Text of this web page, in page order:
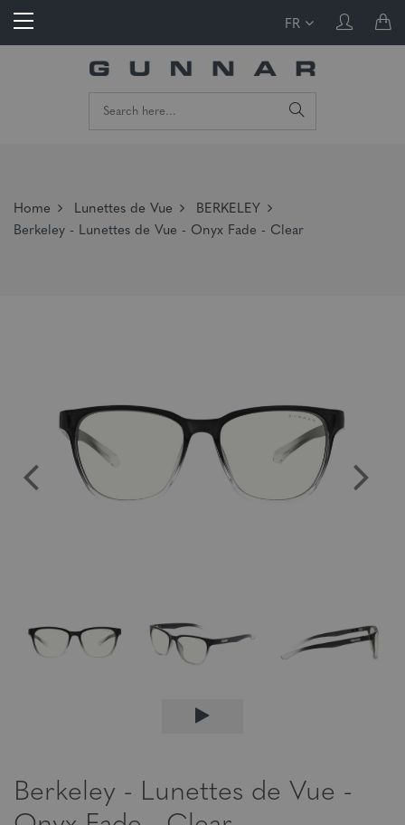
FR
Home Lunettes de Vue
BERKELEY
Berkeley - Lunettes de Vue - Onyx Fade - Clear
Berkeley - Lunettes de Vue -